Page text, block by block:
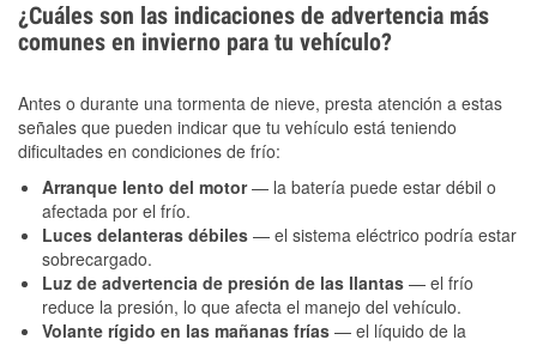
¿Cuáles son las indicaciones de advertencia más
comunes en invierno para tu vehículo?
Antes o durante una tormenta de nieve, presta atención a estas
señales que pueden indicar que tu vehículo está teniendo
dificultades en condiciones de frío:
Arranque lento del motor— la batería puede estar débil o
afectada por el frío.
Luces delanteras débiles — el sistema eléctrico podría estar
sobrecargado.
Luz de advertencia de presión de las llantas — el frío
reduce la presión, lo que afecta el manejo del vehículo.
Volante rígido en las mañanas frías — el líquido de la